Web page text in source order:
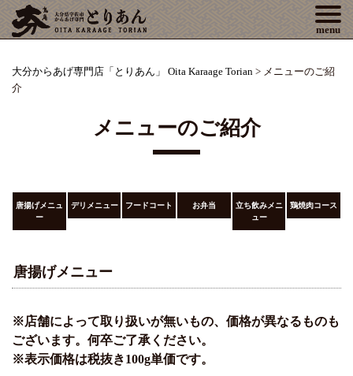
menu
大分からあげ専門店「とりあん」 Oita Karaage Torian > メニューのご紹
介
メニューのご紹介
唐揚げメニュ
ー
デリメニュー フードコート お弁当
立ち飲みメニ
ュー
鶏焼肉コース
唐揚げメニュー
※店舗によって取り扱いが無いもの、価格が異なるものも
ございます。何卒ご了承ください。
※表示価格は税抜き100g単価です。